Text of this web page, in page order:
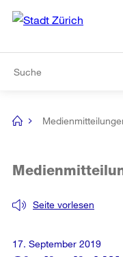
Navigation
[no
Seite vorlesen
17. September 2019